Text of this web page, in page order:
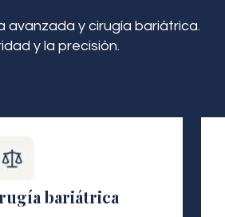
avanzada y cirugía bariátrica.
y la precisión.
bariátrica